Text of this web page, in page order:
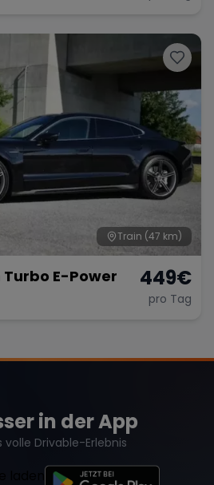
Train (47 km)
E-Power 449€
pro Tag
in der App
volle Drivable-Erlebnis